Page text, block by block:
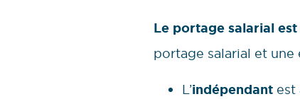
Le portage salarial
portage salarial et
L’indépendant est